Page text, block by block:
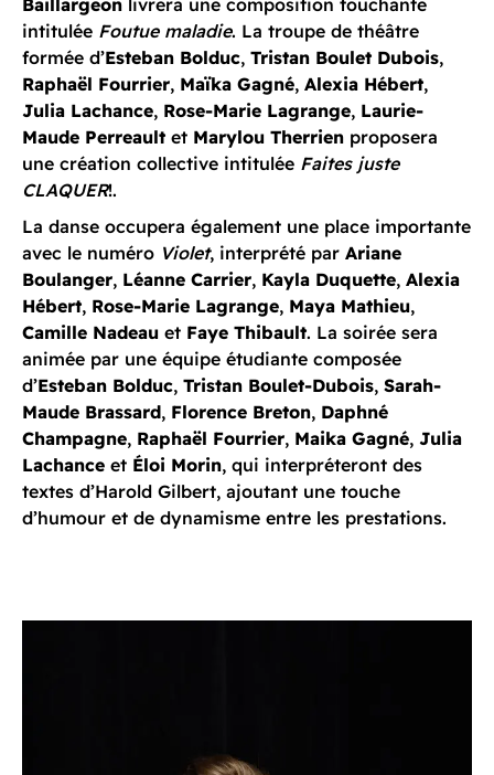
Baillargeon livrera une composition touchante
intitulée Foutue maladie. La troupe de théâtre
formée d’Esteban Bolduc, Tristan Boulet Dubois,
Raphaël Fourrier, Maïka Gagné, Alexia Hébert,
Julia Lachance, Rose-Marie Lagrange, Laurie-
Maude Perreault et Marylou Therrien proposera
une création collective intitulée Faites juste
CLAQUER!.
La danse occupera également une place importante
avec le numéro Violet, interprété par Ariane
Boulanger, Léanne Carrier, Kayla Duquette, Alexia
Hébert, Rose-Marie Lagrange, Maya Mathieu,
Camille Nadeau et Faye Thibault. La soirée sera
animée par une équipe étudiante composée
d’Esteban Bolduc, Tristan Boulet-Dubois, Sarah-
Maude Brassard, Florence Breton, Daphné
Champagne, Raphaël Fourrier, Maika Gagné, Julia
Lachance et Éloi Morin, qui interpréteront des
textes d’Harold Gilbert, ajoutant une touche
d’humour et de dynamisme entre les prestations.